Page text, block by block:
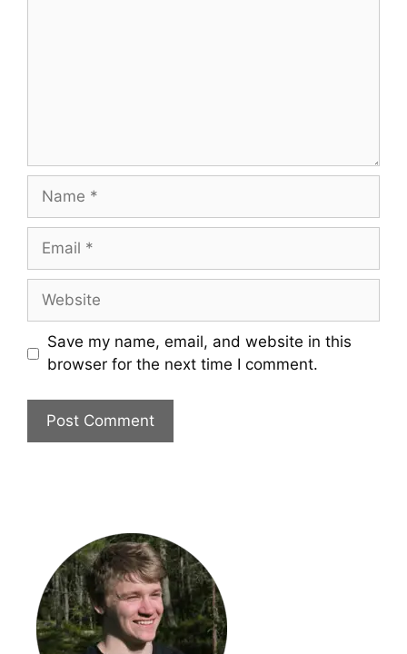
Name
Email
Website
Save my name, email, and website in this
browser for the next time I comment.